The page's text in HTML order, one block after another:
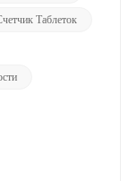
Таблеток